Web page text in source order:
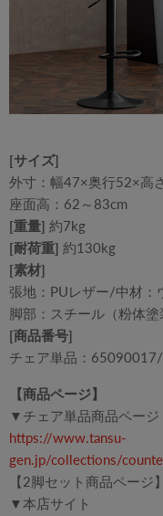
[サイズ]
外寸：幅47×奥行52×高
座面高：62～83cm
[重量] 約7kg
[耐荷重] 約130kg
[素材]
張地：PUレザー/中材：
脚部：スチール（粉体塗
[商品番号]
チェア単品：
【商品ページ】
▼チェア単品商品ページ
https://www.tansu-
gen.jp/collections/
【2脚セット商品ページ】
▼本店サイト